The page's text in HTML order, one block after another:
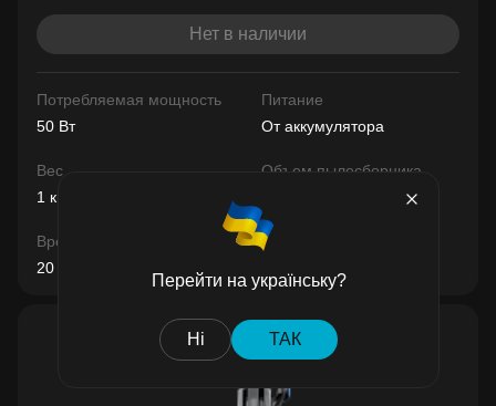
Перейти на українську?
Ні ТАК
Нет в наличии
Потребляемая мощность
50 Вт
Питание
От аккумулятора
Вес
1 кг
Объем пылесборника
Время автономной работы
20 мин